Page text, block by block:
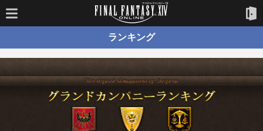
ランキング